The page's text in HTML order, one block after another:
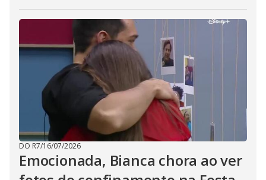
DO R7/16/07/2026
Emocionada, Bianca chora ao ver